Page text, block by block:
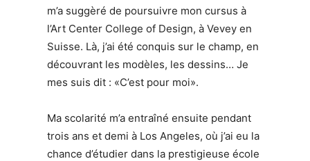
m’a suggèré de poursuivre mon cursus à
l’Art Center College of Design, à Vevey en
Suisse. Là, j’ai été conquis sur le champ, en
découvrant les modèles, les dessins… Je
mes suis dit : «C’est pour moi».
Ma scolarité m’a entraîné ensuite pendant
trois ans et demi à Los Angeles, où j’ai eu la
chance d’étudier dans la prestigieuse école